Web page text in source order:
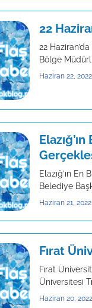
22
22
Bölge
Haziran 22, 2022
Elazığ’ın
Belediye
Haziran 21, 2022
Fırat
Fırat
Üniversitesi
Haziran 20, 2022